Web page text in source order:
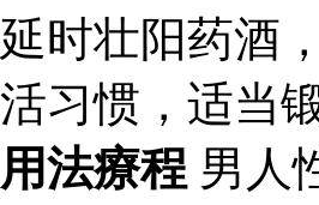
延时壮阳药酒
活习惯，适当
用法療程 男人